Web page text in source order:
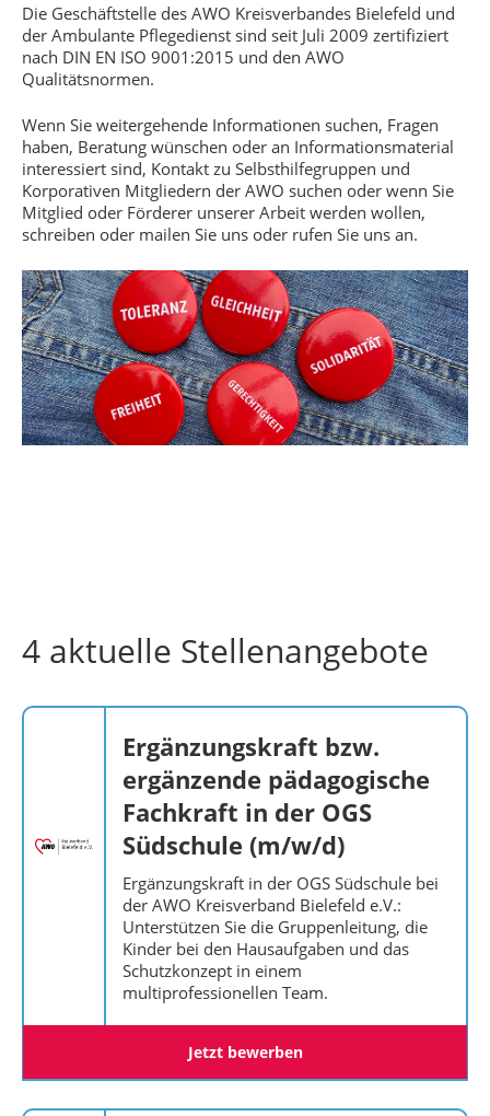
Die Geschäftstelle des AWO Kreisverbandes Bielefeld und
der Ambulante Pflegedienst sind seit Juli 2009 zertifiziert
nach DIN EN ISO 9001:2015 und den AWO
Qualitätsnormen.
Wenn Sie weitergehende Informationen suchen, Fragen
haben, Beratung wünschen oder an Informationsmaterial
interessiert sind, Kontakt zu Selbsthilfegruppen und
Korporativen Mitgliedern der AWO suchen oder wenn Sie
Mitglied oder Förderer unserer Arbeit werden wollen,
schreiben oder mailen Sie uns oder rufen Sie uns an.
4 aktuelle Stellenangebote
Ergänzungskraft bzw.
ergänzende pädagogische
Fachkraft in der OGS
Südschule (m/w/d)
Ergänzungskraft in der OGS Südschule bei
der AWO Kreisverband Bielefeld e.V.:
Unterstützen Sie die Gruppenleitung, die
Kinder bei den Hausaufgaben und das
Schutzkonzept in einem
multiprofessionellen Team.
Jetzt bewerben